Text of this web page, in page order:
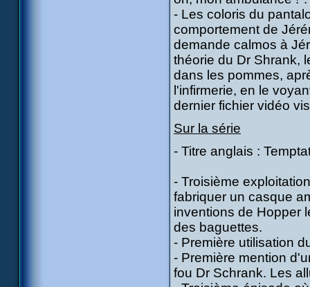
- Les coloris du
comportement de
demande calmos à
théorie du Dr Shrank,
dans les pommes,
l'infirmerie, en le
dernier fichier vidéo
Sur la série
- Titre anglais :
- Troisième
fabriquer un casque
inventions de Hopper
des baguettes.
- Première utilisation
- Première mention
fou Dr Schrank. Les